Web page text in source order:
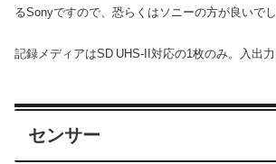
るSonyですので、恐らくはソニーの方が良いでし
記録メディアはSD UHS‑II対応の1枚のみ。入出力
センサー